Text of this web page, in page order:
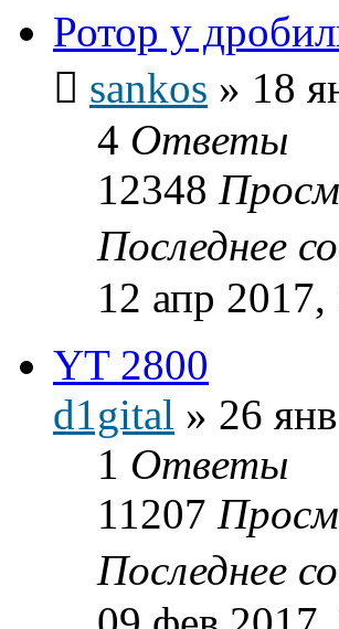
Ротор у
sankos » 18
4 Ответы
12348
Последнее
12 апр 2017,
YT 2800
d1gital » 26
1 Ответы
11207
Последнее